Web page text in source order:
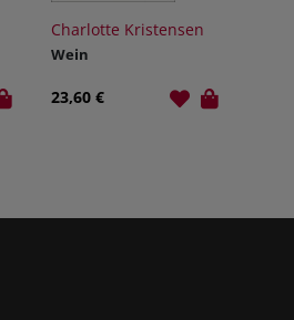
Charlotte Kristensen
Wein
23,60 €